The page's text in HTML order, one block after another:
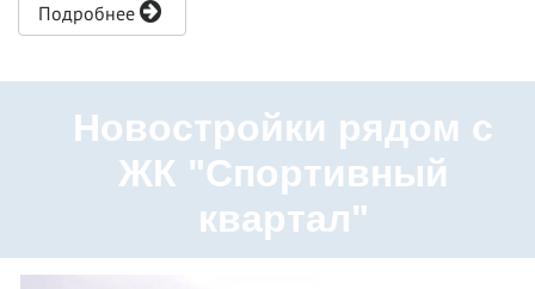
Подробнее
Новостройки рядом с
ЖК "Спортивный
квартал"